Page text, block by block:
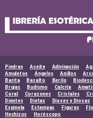
Piedras Aceite Adivinación
Amuletos
Ángeles Anillos
Barita
Basalto Berilo
Brujas
Budismo Calcita
Coral
Corazones Cristales
Dientes
Dietas Dioses y Diosas
Espinela
Estampas Figuras
Hechizos
Horóscopo